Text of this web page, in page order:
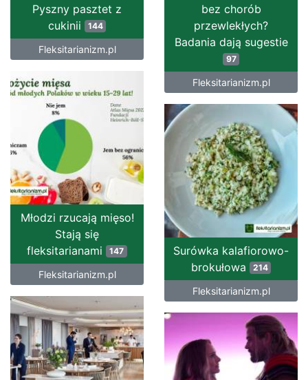
bez chorób
przewlekłych?
Badania dają sugestie
97
Fleksitarianizm.pl
Pyszny pasztet z
cukinii
144
Fleksitarianizm.pl
Młodzi rzucają mięso!
Stają się
fleksitarianami 147
Fleksitarianizm.pl
Surówka kalafiorowo-
brokułowa
214
Fleksitarianizm.pl